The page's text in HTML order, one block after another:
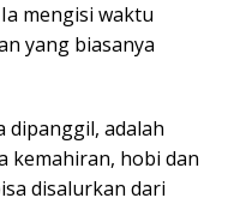
mengisi waktu
yang biasanya
dipanggil, adalah
kemahiran, hobi dan
disalurkan dari